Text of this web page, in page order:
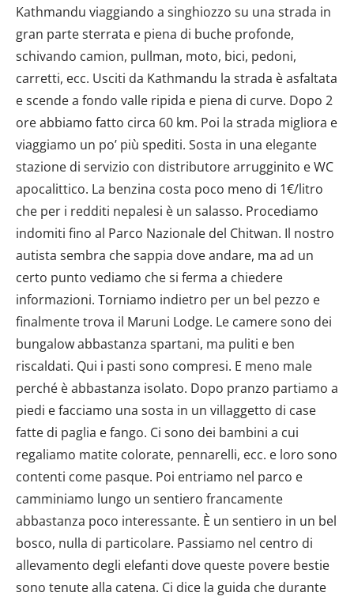
Kathmandu viaggiando a singhiozzo su una strada in
gran parte sterrata e piena di buche profonde,
schivando camion, pullman, moto, bici, pedoni,
carretti, ecc. Usciti da Kathmandu la strada è asfaltata
e scende a fondo valle ripida e piena di curve. Dopo 2
ore abbiamo fatto circa 60 km. Poi la strada migliora e
viaggiamo un po’ più spediti. Sosta in una elegante
stazione di servizio con distributore arrugginito e WC
apocalittico. La benzina costa poco meno di 1€/litro
che per i redditi nepalesi è un salasso. Procediamo
indomiti fino al Parco Nazionale del Chitwan. Il nostro
autista sembra che sappia dove andare, ma ad un
certo punto vediamo che si ferma a chiedere
informazioni. Torniamo indietro per un bel pezzo e
finalmente trova il Maruni Lodge. Le camere sono dei
bungalow abbastanza spartani, ma puliti e ben
riscaldati. Qui i pasti sono compresi. E meno male
perché è abbastanza isolato. Dopo pranzo partiamo a
piedi e facciamo una sosta in un villaggetto di case
fatte di paglia e fango. Ci sono dei bambini a cui
regaliamo matite colorate, pennarelli, ecc. e loro sono
contenti come pasque. Poi entriamo nel parco e
camminiamo lungo un sentiero francamente
abbastanza poco interessante. È un sentiero in un bel
bosco, nulla di particolare. Passiamo nel centro di
allevamento degli elefanti dove queste povere bestie
sono tenute alla catena. Ci dice la guida che durante